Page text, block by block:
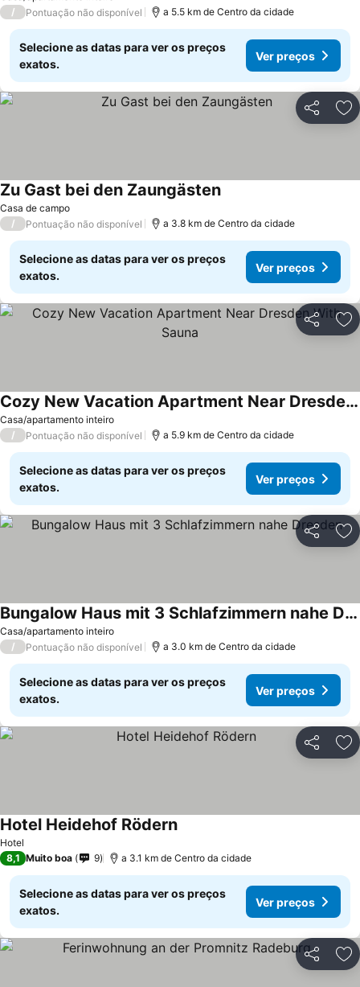
/ Pontuação não disponível a 5.5 km de Centro da cidade
Selecione as datas para ver os preços
exatos.
Ver preços
Partilhar
Casa de campo
Zu Gast bei den ZaungästenVer preços
/ Pontuação não disponível a 3.8 km de Centro da cidade
Selecione as datas para ver os preços
exatos.
Ver preços
Partilhar
Casa/apartamento inteiro
Cozy New Vacation Apartment Near Dresden With Sauna
Ver preços
/ Pontuação não disponível a 5.9 km de Centro da cidade
Selecione as datas para ver os preços
exatos.
Ver preços
Partilhar
Casa/apartamento inteiro
Bungalow Haus mit 3 Schlafzimmern nahe Dresden
Ver preços
/ Pontuação não disponível a 3.0 km de Centro da cidade
Selecione as datas para ver os preços
exatos.
Ver preços
Partilhar
Hotel
Hotel Heidehof RödernVer preços
8,1 Muito boa 9 a 3.1 km de Centro da cidade
Selecione as datas para ver os preços
exatos.
Ver preços
Partilhar